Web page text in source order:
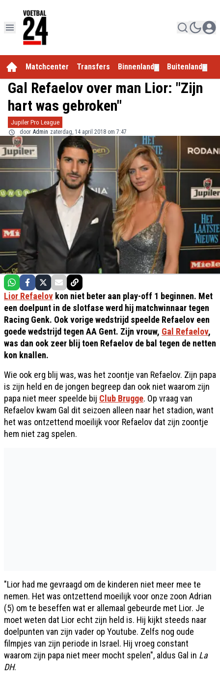
Matchcenter Transfers Binnenland Buitenland
Gal Refaelov over man Lior: "Zijn
hart was gebroken"
Jupiler Pro League
door Admin zaterdag, 14 april 2018 om 7:47
Lior Refaelov kon niet beter aan play-off 1 beginnen. Met
een doelpunt in de slotfase werd hij matchwinnaar tegen
Racing Genk. Ook vorige wedstrijd speelde Refaelov een
goede wedstrijd tegen AA Gent. Zijn vrouw, Gal Refaelov,
was dan ook zeer blij toen Refaelov de bal tegen de netten
kon knallen.
Wie ook erg blij was, was het zoontje van Refaelov. Zijn papa
is zijn held en de jongen begreep dan ook niet waarom zijn
papa niet meer speelde bij Club Brugge. Op vraag van
Refaelov kwam Gal dit seizoen alleen naar het stadion, want
het was ontzettend moeilijk voor Refaelov dat zijn zoontje
hem niet zag spelen.
"Lior had me gevraagd om de kinderen niet meer mee te
nemen. Het was ontzettend moeilijk voor onze zoon Adrian
(5) om te beseffen wat er allemaal gebeurde met Lior. Je
moet weten dat Lior echt zijn held is. Hij kijkt steeds naar
doelpunten van zijn vader op Youtube. Zelfs nog oude
filmpjes van zijn periode in Israel. Hij vroeg constant
waarom zijn papa niet meer mocht spelen", aldus Gal in La
DH.